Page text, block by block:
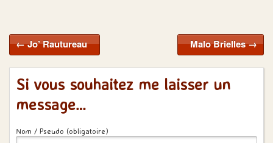
Malo Brielles→
←Jo’ Rautureau
Si vous souhaitez me laisser un
message…
Nom / Pseudo (obligatoire)